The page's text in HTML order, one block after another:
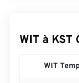
WIT à KST
WIT